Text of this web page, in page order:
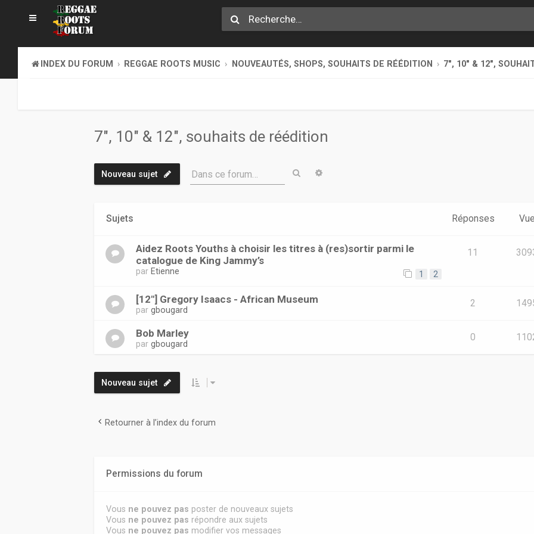
INDEX DU FORUM REGGAE ROOTS MUSIC NOUVEAUTÉS, SHOPS, SOUHAITS DE RÉÉDITION 7", 10" & 12",
7", 10" & 12", souhaits de réédition
Nouveau sujet Dans ce forum… Rechercher
Sujets Réponses
Aidez Roots Youths à choisir les titres à (res)sortir parmi le
catalogue de King Jammy’s
par Etienne 1 2
11
[12"] Gregory Isaacs - African Museum
pargbougard
2
Bob Marley
pargbougard
0
Nouveau sujet
Retourner à l’index du forum
Permissions du forum
Vous ne pouvez pas poster de nouveaux sujets
Vous ne pouvez pas répondre aux sujets
Vous ne pouvez pas modifier vos messages